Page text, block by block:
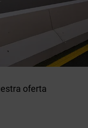
oferta